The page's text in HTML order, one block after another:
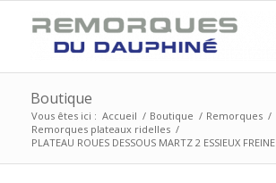
Boutique
Vous êtes ici : Accueil / Boutique / Remorques /
Remorques plateaux ridelles /
PLATEAU ROUES DESSOUS MARTZ 2 ESSIEUX FREINE